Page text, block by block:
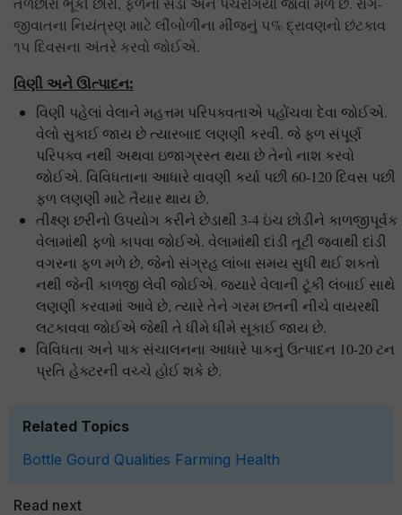
જીવાતના નિયંત્રણ માટે લીંબોળીના મીંજનું ૫% દ્રાવણનો છંટકાવ
૧૫ દિવસના અંતરે કરવો જોઈએ.
વિણી અને ઊત્પાદન:
વિણી પહેલાં વેલાને મહત્તમ પરિપક્વતાએ પહોંચવા દેવા જોઈએ.
વેલો સુકાઈ જાય છે ત્યારબાદ લણણી કરવી. જે ફળ સંપૂર્ણ
પરિપક્વ નથી અથવા ઇજાગ્રસ્ત થયા છે તેનો નાશ કરવો
જોઈએ. વિવિધતાના આધારે વાવણી કર્યા પછી 60-120 દિવસ પછી
ફળ લણણી માટે તૈયાર થાય છે.
તીક્ષ્ણ છરીનો ઉપયોગ કરીને છેડાથી 3-4 ઇંચ છોડીને કાળજીપૂર્વક
વેલામાંથી ફળો કાપવા જોઈએ. વેલામાંથી દાંડી તૂટી જવાથી દાંડી
વગરના ફળ મળે છે, જેનો સંગ્રહ લાંબા સમય સુધી થઈ શકતો
નથી જેની કાળજી લેવી જોઈએ. જ્યારે વેલાની ટૂંકી લંબાઈ સાથે
લણણી કરવામાં આવે છે, ત્યારે તેને ગરમ છતની નીચે વાયરથી
લટકાવવા જોઈએ જેથી તે ધીમે ધીમે સૂકાઈ જાય છે.
વિવિધતા અને પાક સંચાલનના આધારે પાકનું ઉત્પાદન 10-20 ટન
પ્રતિ હેક્ટરની વચ્ચે હોઈ શકે છે.
Related Topics
Bottle Gourd Qualities Farming Health
Read next